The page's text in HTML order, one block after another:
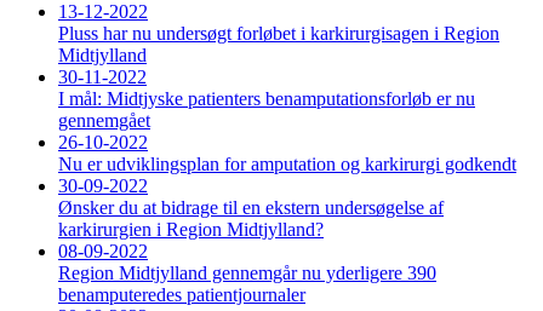
13-12-2022
Pluss har nu undersøgt forløbet i karkirurgisagen i Region
Midtjylland
30-11-2022
I mål: Midtjyske patienters benamputationsforløb er nu
gennemgået
26-10-2022
Nu er udviklingsplan for amputation og karkirurgi godkendt
30-09-2022
Ønsker du at bidrage til en ekstern undersøgelse af
karkirurgien i Region Midtjylland?
08-09-2022
Region Midtjylland gennemgår nu yderligere 390
benamputeredes patientjournaler